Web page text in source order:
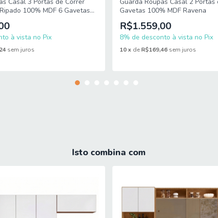
telescópicas de abertura suave.
ou içamento. É responsabilidade do cliente verificar se as
sua compra.
100% MDF 6 Gavetas
à vista no Pix
sem juros
Gavetas 100% MDF Ravena
R$1.559,00
8% de desconto à vista no Pix
10x de R$169,46 sem juros
Isto combina com